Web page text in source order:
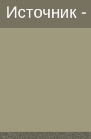
Источник -